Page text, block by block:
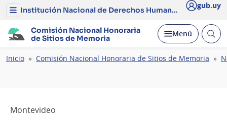
Menú
Institución
Nacional
Derechos
Humanos
Institución Nacional de Derechos Humanos y Defensoría del Pueblo gub.uy
Comisión Nacional Honoraria
de Sitios de Memoria
Desplegar
Menú Abrir
Ruta
Inicio Comisión Nacional Honoraria de Sitios de Memoria
Montevideo